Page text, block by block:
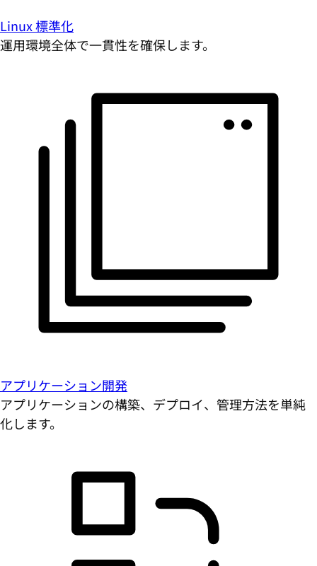
Linux 標準化
運用環境全体で一貫性を確保します。
アプリケーション開発
アプリケーションの構築、デプロイ、管理方法を単純
化します。